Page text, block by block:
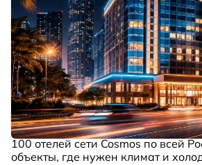
100 отелей сети Cosmos по всей
объекты, где нужен климат и